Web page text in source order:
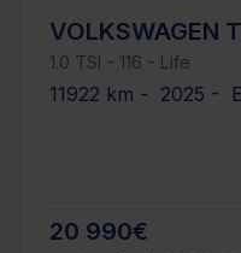
VOLKSWAGEN
1.0 TSI - 116 - Life
11922 km - 2025 -
20 990€